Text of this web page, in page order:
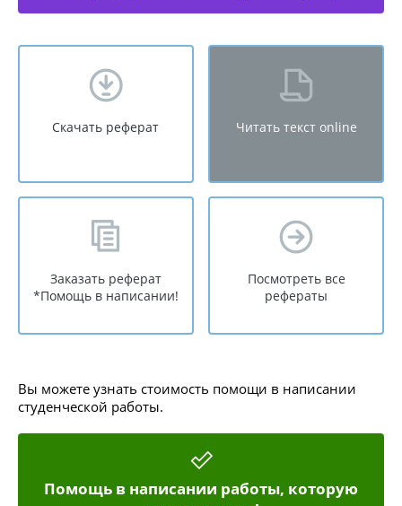
Скачать реферат Читать текст online
Заказать реферат
*Помощь в написании!
Посмотреть все
рефераты
Вы можете узнать стоимость помощи в написании
студенческой работы.
Помощь в написании работы, которую